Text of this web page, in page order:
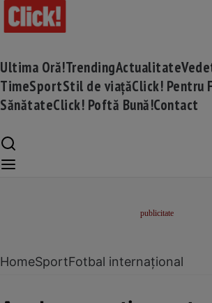
Ultima Oră!TrendingActualitate
TimeSportStil de viațăClick! Pentru
SănătateClick! Poftă Bună!Contact
HomeSportFotbal internațional